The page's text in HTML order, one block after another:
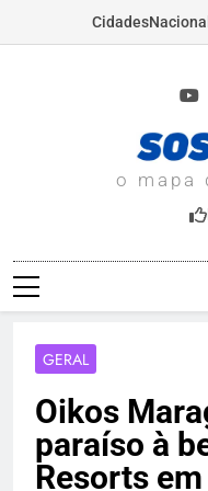
CidadesNacional
o mapa
GERAL
Oikos
paraíso à
Resorts